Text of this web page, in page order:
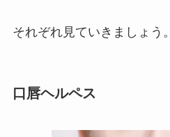
それぞれ見ていきましょう。
口唇ヘルペス